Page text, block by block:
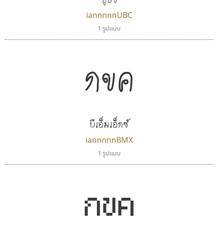
iannnnnUBC
1 รูปแบบ
กขค
บีเอ็มเอ็กซ์
iannnnnBMX
1 รูปแบบ
กขค